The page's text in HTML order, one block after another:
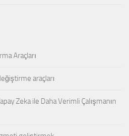
Araçları
araçları
Zeka ile Daha Verimli Çalışmanın